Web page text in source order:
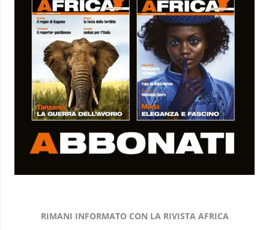
RIMANI INFORMATO CON LA RIVISTA AFRICA